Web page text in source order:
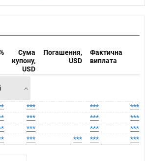
Сума
купону,
USD
Погашення,
USD
Фактична
виплата
*** ***
***
*** ***
***
*** ***
***
*** *** *** ***